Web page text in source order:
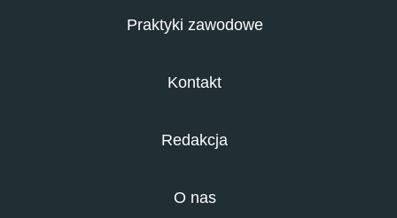
Praktyki zawodowe
Kontakt
Redakcja
O nas